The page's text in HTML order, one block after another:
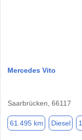
Mercedes Vito
Saarbrücken, 66117
61.495 km Diesel